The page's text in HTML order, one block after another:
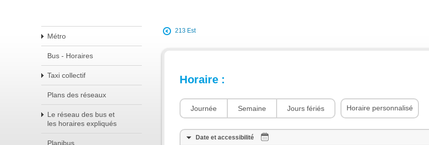
Métro
Bus - Horaires
Taxi collectif
Plans des réseaux
Le réseau des bus et
les horaires expliqués
Planibus
213 Est
Horaire :
Journée Semaine Jours fériés Horaire personnalisé
Date et accessibilité